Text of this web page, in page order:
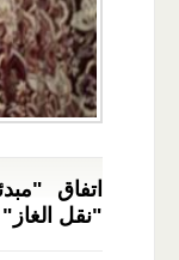
اتفاق
"نقل الغاز"